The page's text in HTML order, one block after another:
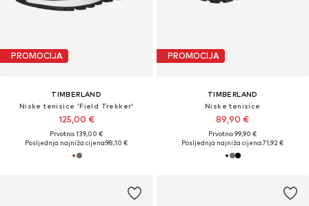
PROMOCIJA
TIMBERLAND
Niske tenisice 'Field Trekker'
125,00 €
Prvotno: 139,00 €
Posljednja najniža cijena:98,10 €
PROMOCIJA
TIMBERLAND
Niske tenisice
89,90 €
Prvotno: 99,90 €
Posljednja najniža cijena:71,92 €